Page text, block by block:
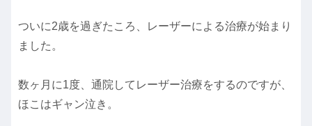
ついに2歳を過ぎたころ、レーザーによる治療が始まり
ました。
数ヶ月に1度、通院してレーザー治療をするのですが、
ほこはギャン泣き。